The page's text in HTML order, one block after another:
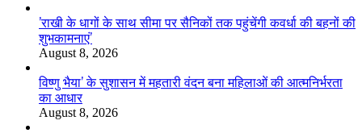
’राखी के धागों के साथ सीमा पर सैनिकों तक पहुंचेंगी कवर्धा की बहनों की
शुभकामनाएं’
August 8, 2026
विष्णु भैया’ के सुशासन में महतारी वंदन बना महिलाओं की आत्मनिर्भरता
का आधार
August 8, 2026